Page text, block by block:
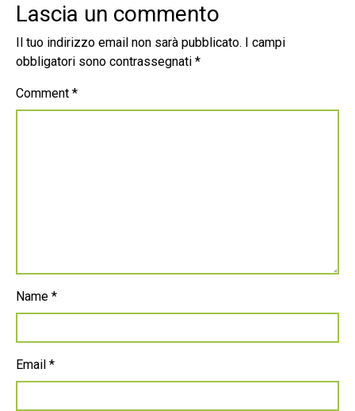
Lascia un commento
Il tuo indirizzo email non sarà pubblicato.
I campi
obbligatori sono contrassegnati *
Comment *
Name *
Email *